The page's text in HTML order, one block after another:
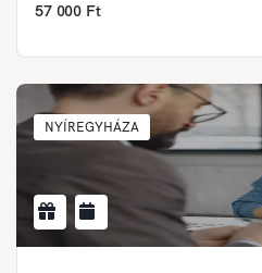
57 000 Ft
NYÍREGYHÁZA